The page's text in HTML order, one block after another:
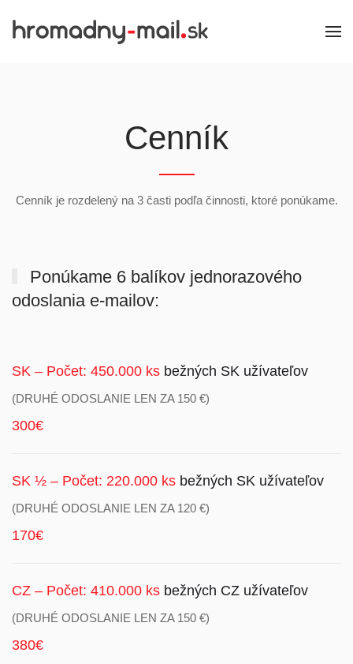
Cenník
Cenník je rozdelený na 3 časti podľa činnosti, ktoré ponúkame.
Ponúkame 6 balíkov jednorazového
odoslania e-mailov:
SK – Počet: 450.000 ks bežných SK užívateľov
(DRUHÉ ODOSLANIE LEN ZA 150 €)
300€
SK ½ – Počet: 220.000 ks bežných SK užívateľov
(DRUHÉ ODOSLANIE LEN ZA 120 €)
170€
CZ – Počet: 410.000 ks bežných CZ užívateľov
(DRUHÉ ODOSLANIE LEN ZA 150 €)
380€